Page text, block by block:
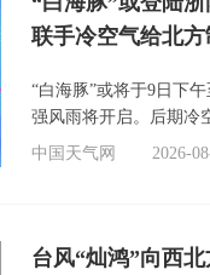
联手冷空气给北
“白海豚”或将于9日下
强风雨将开启。后期冷
中国天气网
2026-
台风“灿鸿”向西